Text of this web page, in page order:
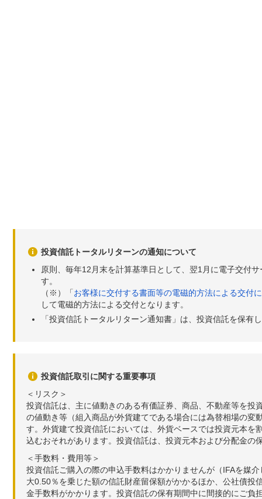
投資信託トータルリターンの通知について
原則、毎年12月末を計算基準日として、翌1月に電子交付
す。
（※）「お客様に交付する書面等の電磁的方法による交付
して電磁的方法による交付となります。
「投資信託トータルリターン通知書」は、投資信託を保有
投資信託取引に関する重要事項
＜リスク＞
投資信託は、主に値動きのある有価証券、商品、不動産等を
の値動き等（組入商品が外貨建てである場合には為替相場の
す。外貨建て投資信託においては、外貨ベースでは投資元本
込むおそれがあります。投資信託は、投資元本および分配金の
＜手数料・費用等＞
投資信託ご購入の際の申込手数料はかかりませんが（IFAを媒
大0.50％を乗じた額の信託財産留保額がかかるほか、公社債
金手数料がかかります。投資信託の保有期間中に間接的にご